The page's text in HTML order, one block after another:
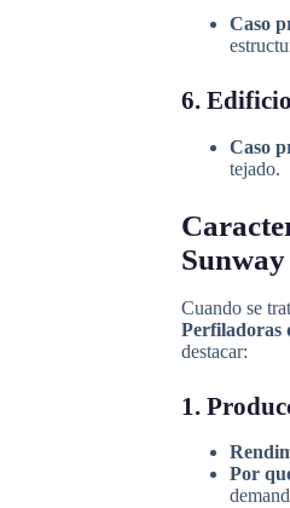
Caso
6.
Caso
tejado.
Cuando se
Perfiladoras
destacar:
1.
Por